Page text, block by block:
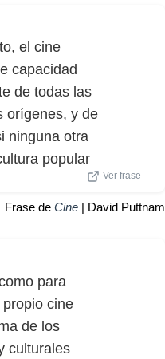
el cine
capacidad
de todas las
orígenes, y de
ninguna otra
popular
Ver frase
Frase de Cine | David Puttnam
para
cine
de los
culturales